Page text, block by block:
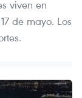
viven en
de mayo. Los